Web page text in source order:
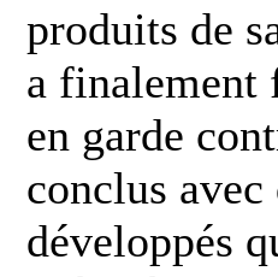
produits de
a finalement
en garde
conclus avec
développés